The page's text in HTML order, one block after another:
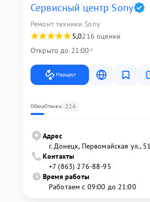
Сервисный центр Sony
Ремонт техники Sony
5,0216 оценки
Открыто до 21:00
Маршрут
ОбзорОтзывы 224
Адрес
г. Донецк, Первомайская ул., 51
Контакты
+7 (863) 276-88-95
Время работы
Работаем с 09:00 до 21:00